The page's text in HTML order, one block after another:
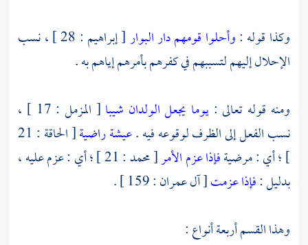
وكذا قوله :وأحلوا قومهم دار البوار
[ إبراهيم : 28 ] ، نسب
الإحلال إليهم لتسببهم في كفرهم بأمرهم إياهم به .
ومنه قوله تعالى : يوما يجعل الولدان شيبا
[ المزمل : 17 ] ،
نسب الفعل إلى الظرف لوقوعه فيه .عيشة راضية
[ الحاقة : 21
] ؛ أي : مرضيةفإذا عزم الأمر
[ محمد : 21 ] ؛ أي : عزم عليه ،
بدليل :فإذا عزمت[ آل عمران : 159 ] .
وهذا القسم أربعة أنواع :